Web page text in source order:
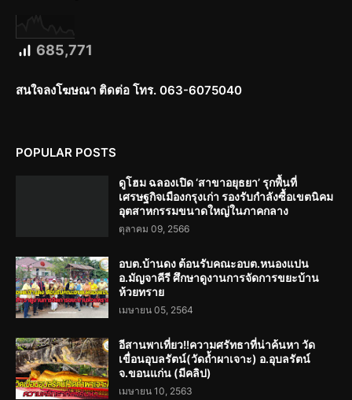
685,771
สนใจลงโฆษณา ติดต่อ โทร. 063-6075040
POPULAR POSTS
ดูโฮม ฉลองเปิด ‘สาขาอยุธยา’ รุกพื้นที่
เศรษฐกิจเมืองกรุงเก่า รองรับกำลังซื้อเขตนิคม
อุตสาหกรรมขนาดใหญ่ในภาคกลาง
ตุลาคม 09, 2566
อบต.บ้านดง ต้อนรับคณะอบต.หนองแปน
อ.มัญจาคีรี ศึกษาดูงานการจัดการขยะบ้าน
ห้วยทราย
เมษายน 05, 2564
อีสานพาเที่ยว!!ความศรัทธาที่น่าค้นหา วัด
เขื่อนอุบลรัตน์(วัดถ้ำผาเจาะ) อ.อุบลรัตน์
จ.ขอนแก่น (มีคลิป)
เมษายน 10, 2563